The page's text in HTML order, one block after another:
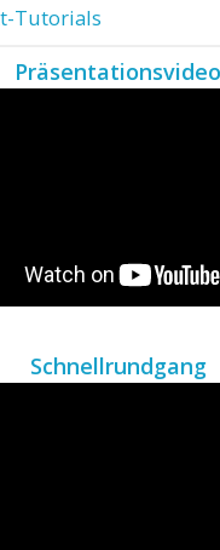
Tutorials
Präsentationsvideo
Schnellrundgang